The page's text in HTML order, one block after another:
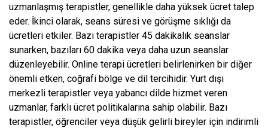
uzmanlaşmış terapistler, genellikle daha yüksek ücret talep
eder. İkinci olarak, seans süresi ve görüşme sıklığı da
ücretleri etkiler. Bazı terapistler 45 dakikalık seanslar
sunarken, bazıları 60 dakika veya daha uzun seanslar
düzenleyebilir. Online terapi ücretleri belirlenirken bir diğer
önemli etken, coğrafi bölge ve dil tercihidir. Yurt dışı
merkezli terapistler veya yabancı dilde hizmet veren
uzmanlar, farklı ücret politikalarına sahip olabilir. Bazı
terapistler, öğrenciler veya düşük gelirli bireyler için indirimli